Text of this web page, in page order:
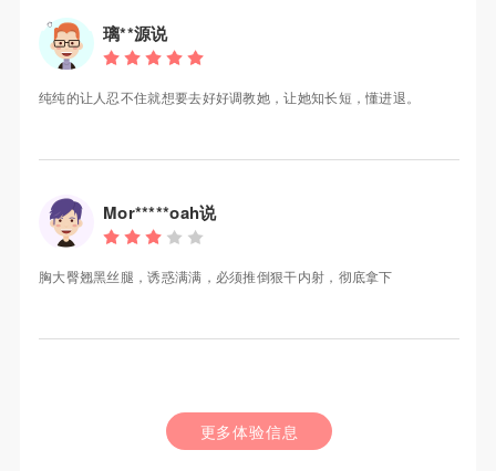
璃**源说
纯纯的让人忍不住就想要去好好调教她，让她知长短，懂进退。
Mor*****oah说
胸大臀翘黑丝腿，诱惑满满，必须推倒狠干内射，彻底拿下
更多体验信息